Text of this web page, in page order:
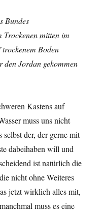
Bundes
mitten im
Boden
den Jordan gekommen
Kastens auf
muss uns nicht
selbst der, der gerne mit
dabeihaben will und
ist natürlich die
nicht ohne Weiteres
jetzt wirklich alles mit,
muss es eine